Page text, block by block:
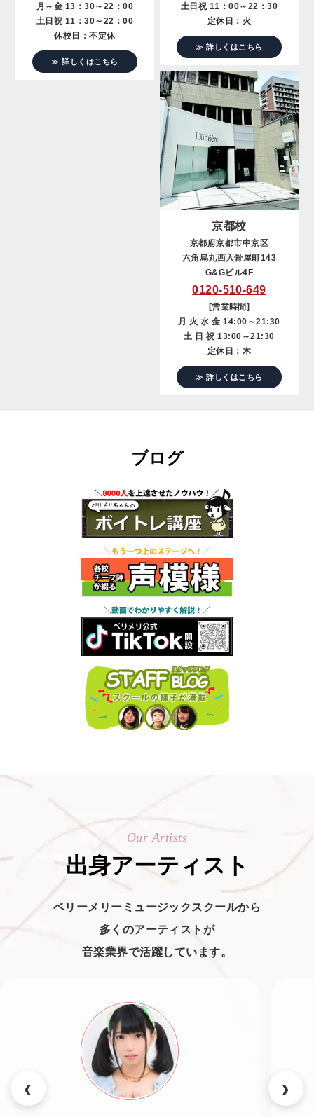
月～金 13：30～22：00
土日祝 11：30～22：00
休校日：不定休
≫ 詳しくはこちら
土日祝 11：00～22：30
定休日：火
≫ 詳しくはこちら
京都校
京都府京都市中京区
六角烏丸西入骨屋町143
G&Gビル4F
0120-510-649
[営業時間]
月 火 水 金 14:00～21:30
土 日 祝 13:00～21:30
定休日：木
≫ 詳しくはこちら
ブログ
Our Artists
出身アーティスト
ベリーメリーミュージックスクールから
多くのアーティストが
音楽業界で活躍しています。